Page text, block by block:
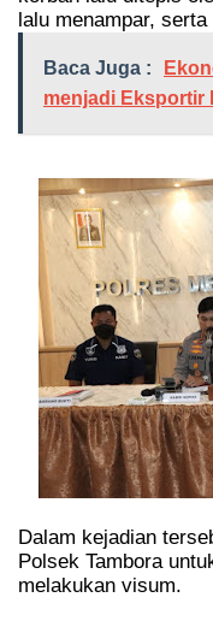
lalu menampar,
Baca Juga :
menjadi Eksportir
Dalam kejadian
Polsek Tambora
melakukan visum.